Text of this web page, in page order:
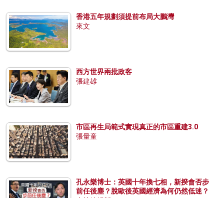
香港五年規劃須提前布局大鵬灣
來文
西方世界兩批政客
張建雄
市區再生局範式實現真正的市區重建3.0
張量童
孔永樂博士：英國十年換七相，新揆會否步
前任後塵？脫歐後英國經濟為何仍然低迷？